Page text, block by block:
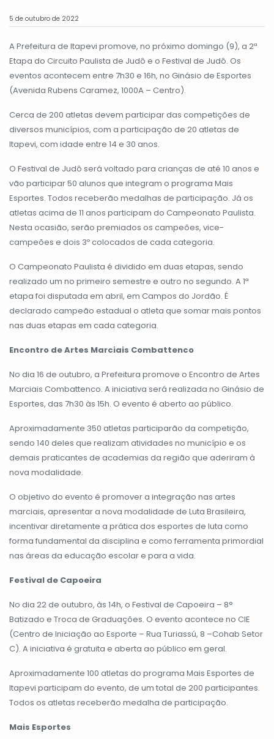
5 de outubro de 2022
A Prefeitura de Itapevi promove, no próximo domingo (9), a 2ª
Etapa do Circuito Paulista de Judô e o Festival de Judô. Os
eventos acontecem entre 7h30 e 16h, no Ginásio de Esportes
(Avenida Rubens Caramez, 1000A – Centro).
Cerca de 200 atletas devem participar das competições de
diversos municípios, com a participação de 20 atletas de
Itapevi, com idade entre 14 e 30 anos.
O Festival de Judô será voltado para crianças de até 10 anos e
vão participar 50 alunos que integram o programa Mais
Esportes. Todos receberão medalhas de participação. Já os
atletas acima de 11 anos participam do Campeonato Paulista.
Nesta ocasião, serão premiados os campeões, vice-
campeões e dois 3º colocados de cada categoria.
O Campeonato Paulista é dividido em duas etapas, sendo
realizado um no primeiro semestre e outro no segundo. A 1ª
etapa foi disputada em abril, em Campos do Jordão. É
declarado campeão estadual o atleta que somar mais pontos
nas duas etapas em cada categoria.
Encontro de Artes Marciais Combattenco
No dia 16 de outubro, a Prefeitura promove o Encontro de Artes
Marciais Combattenco. A iniciativa será realizada no Ginásio de
Esportes, das 7h30 às 15h. O evento é aberto ao público.
Aproximadamente 350 atletas participarão da competição,
sendo 140 deles que realizam atividades no município e os
demais praticantes de academias da região que aderiram à
nova modalidade.
O objetivo do evento é promover a integração nas artes
marciais, apresentar a nova modalidade de Luta Brasileira,
incentivar diretamente a prática dos esportes de luta como
forma fundamental da disciplina e como ferramenta primordial
nas áreas da educação escolar e para a vida.
Festival de Capoeira
No dia 22 de outubro, às 14h, o Festival de Capoeira – 8°
Batizado e Troca de Graduações. O evento acontece no CIE
(Centro de Iniciação ao Esporte – Rua Turiassú, 8 –Cohab Setor
C). A iniciativa é gratuita e aberta ao público em geral.
Aproximadamente 100 atletas do programa Mais Esportes de
Itapevi participam do evento, de um total de 200 participantes.
Todos os atletas receberão medalha de participação.
Mais Esportes